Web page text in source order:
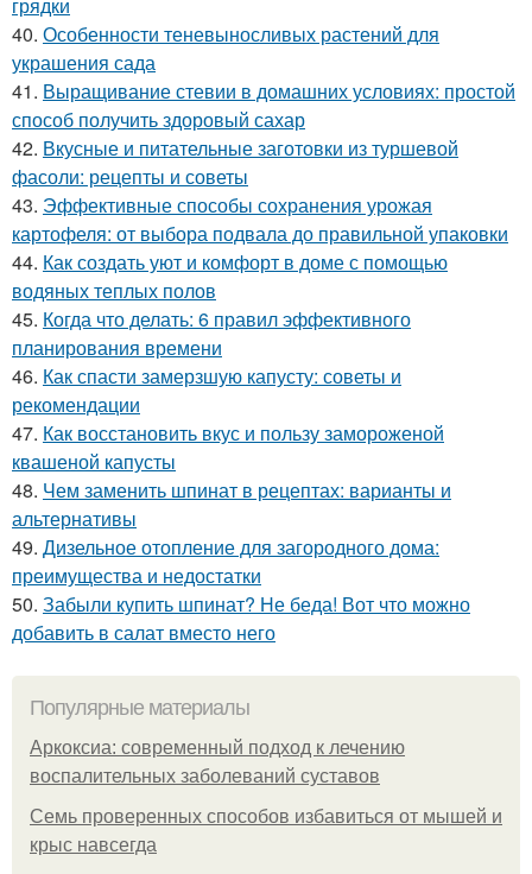
40. Особенности теневыносливых растений для
украшения сада
41. Выращивание стевии в домашних условиях: простой
способ получить здоровый сахар
42. Вкусные и питательные заготовки из туршевой
фасоли: рецепты и советы
43. Эффективные способы сохранения урожая
картофеля: от выбора подвала до правильной упаковки
44. Как создать уют и комфорт в доме с помощью
водяных теплых полов
45. Когда что делать: 6 правил эффективного
планирования времени
46. Как спасти замерзшую капусту: советы и
рекомендации
47. Как восстановить вкус и пользу замороженой
квашеной капусты
48. Чем заменить шпинат в рецептах: варианты и
альтернативы
49. Дизельное отопление для загородного дома:
преимущества и недостатки
50. Забыли купить шпинат? Не беда! Вот что можно
добавить в салат вместо него
Популярные материалы
Аркоксиа: современный подход к лечению
воспалительных заболеваний суставов
Семь проверенных способов избавиться от мышей и
крыс навсегда